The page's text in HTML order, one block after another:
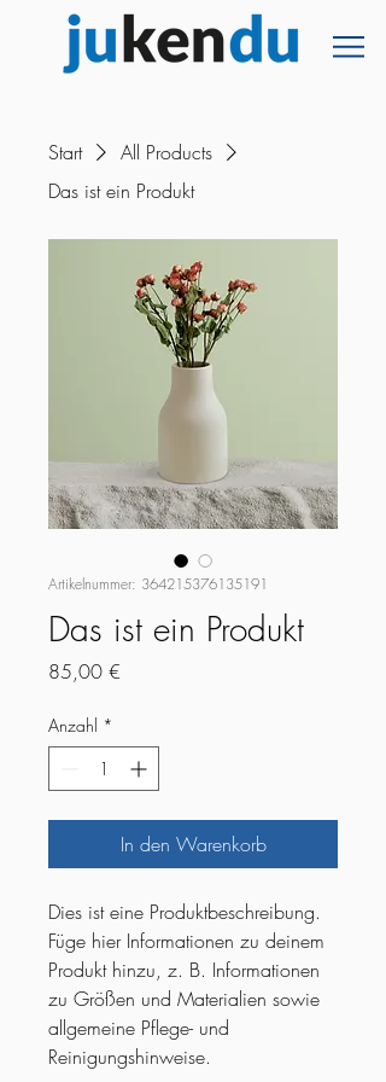
Start
All Products
Das ist ein Produkt
Artikelnummer: 364215376135191
Das ist ein Produkt
85,00 €
Anzahl *
In den Warenkorb
Dies ist eine Produktbeschreibung.
Füge hier Informationen zu deinem
Produkt hinzu, z. B. Informationen
zu Größen und Materialien sowie
allgemeine Pflege- und
Reinigungshinweise.